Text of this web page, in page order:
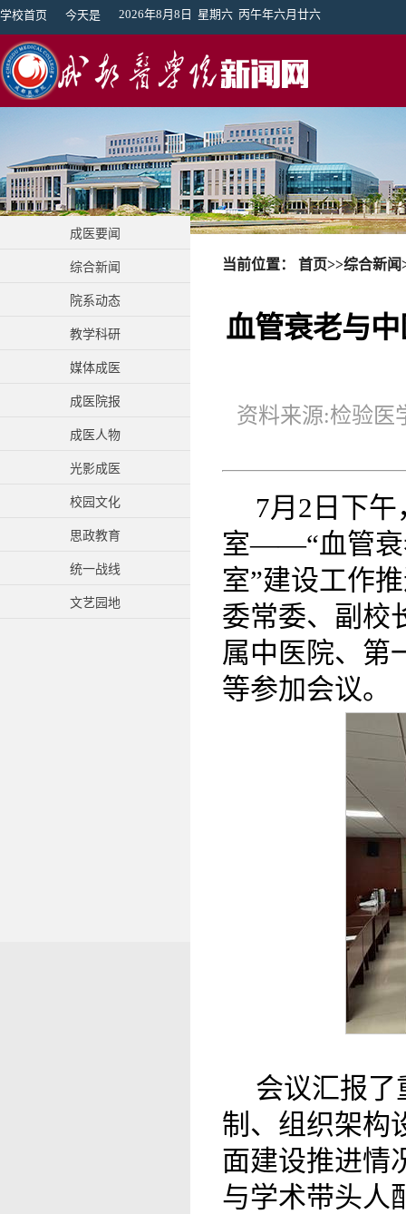
学校首页 今天是 2026年8月8日 星期六 丙午年六月廿六
成医要闻
综合新闻
院系动态
教学科研
媒体成医
成医院报
成医人物
光影成医
校园文化
思政教育
统一战线
文艺园地
当前位置： 首页>>综合新闻
血管衰老与
资料来源:检验
7月2日下
室——“血管衰
室”建设工作
委常委、副校
属中医院、第
等参加会议。
会议汇报了
制、组织架构
面建设推进情
与学术带头人